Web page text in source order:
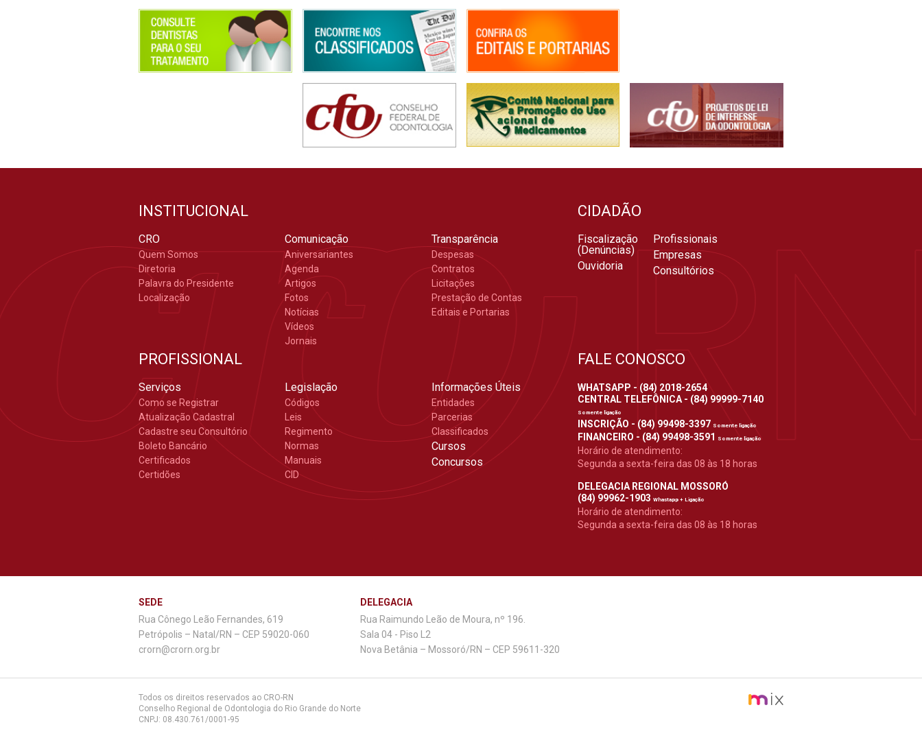
INSTITUCIONAL
CRO
Quem Somos
Diretoria
Palavra do Presidente
Localização
Comunicação
Aniversariantes
Agenda
Artigos
Fotos
Notícias
Vídeos
Jornais
Transparência
Despesas
Contratos
Licitações
Prestação de Contas
Editais e Portarias
CIDADÃO
Fiscalização
(Denúncias)
Ouvidoria
Profissionais
Empresas
Consultórios
PROFISSIONAL
Serviços
Como se Registrar
Atualização Cadastral
Cadastre seu Consultório
Boleto Bancário
Certificados
Certidões
Legislação
Códigos
Leis
Regimento
Normas
Manuais
CID
Informações Úteis
Entidades
Parcerias
Classificados
Cursos
Concursos
FALE CONOSCO
WHATSAPP - (84) 2018-2654
CENTRAL TELEFÔNICA - (84) 99999-7140
Somente ligação
INSCRIÇÃO - (84) 99498-3397 Somente ligação
FINANCEIRO - (84) 99498-3591 Somente ligação
Horário de atendimento:
Segunda a sexta-feira das 08 às 18 horas
DELEGACIA REGIONAL MOSSORÓ
(84) 99962-1903 Whastapp + Ligação
Horário de atendimento:
Segunda a sexta-feira das 08 às 18 horas
SEDE
Rua Cônego Leão Fernandes, 619
Petrópolis – Natal/RN – CEP 59020-060
crorn@crorn.org.br
DELEGACIA
Rua Raimundo Leão de Moura, nº 196.
Sala 04 - Piso L2
Nova Betânia – Mossoró/RN – CEP 59611-320
Todos os direitos reservados ao CRO-RN
Conselho Regional de Odontologia do Rio Grande do Norte
CNPJ: 08.430.761/0001-95